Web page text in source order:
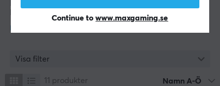
Continue towww.maxgaming.se
rörförstärkare och digitala musikspelare. Företaget
riktar sig till både portabla och stationära audiofiler
xDuoo erbjuder ett brett sortiment av produkter,
kompakta USB-DAC:ar som Link2 BAL samt stationära
Visa filter
11 produkter Namn A-Ö